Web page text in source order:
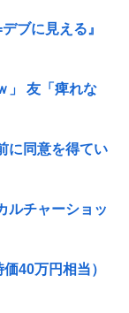
ブに見える』
」 友「痺れな
に同意を得てい
ルチャーショッ
40万円相当）